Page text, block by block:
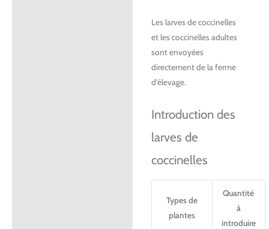
Les larves de coccinelles
et les coccinelles adultes
sont envoyées
directement de la ferme
d’élevage.
Introduction des
larves de
coccinelles
Types de
plantes
Quantité
à
introduire